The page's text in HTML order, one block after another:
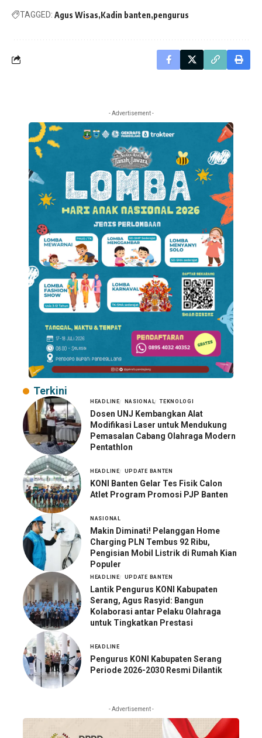
TAGGED: Agus Wisas Kadin banten pengurus
- Advertisement -
Terkini
HEADLINE NASIONAL TEKNOLOGI
Dosen UNJ Kembangkan Alat
Modifikasi Laser untuk Mendukung
Pemasalan Cabang Olahraga Modern
Pentathlon
HEADLINE UPDATE BANTEN
KONI Banten Gelar Tes Fisik Calon
Atlet Program Promosi PJP Banten
NASIONAL
Makin Diminati! Pelanggan Home
Charging PLN Tembus 92 Ribu,
Pengisian Mobil Listrik di Rumah Kian
Populer
HEADLINE UPDATE BANTEN
Lantik Pengurus KONI Kabupaten
Serang, Agus Rasyid: Bangun
Kolaborasi antar Pelaku Olahraga
untuk Tingkatkan Prestasi
HEADLINE
Pengurus KONI Kabupaten Serang
Periode 2026-2030 Resmi Dilantik
- Advertisement -